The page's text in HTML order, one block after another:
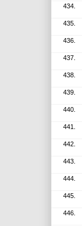
434.
435.
436.
437.
438.
439.
440.
441.
442.
443.
444.
445.
446.